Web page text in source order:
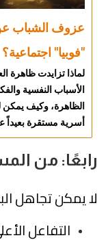
عزوف الشباب
"فوبيا" اجتماعية؟
لماذا تزايدت ظاهرة
الأسباب النفسية
الظاهرة، وكيف يمكن
أسرية مستقرة بعيداً
رابعًا: من
لا يمكن تجاهل
التفاعل